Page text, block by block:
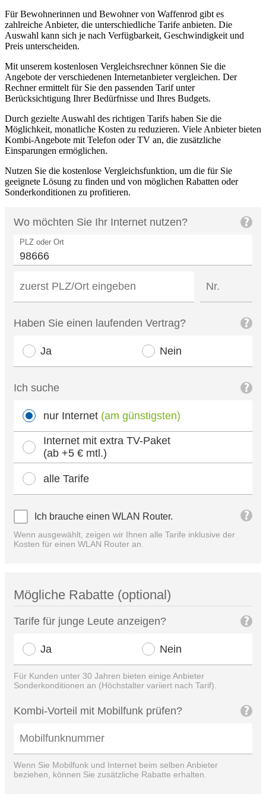
Für Bewohnerinnen und Bewohner von Waffenrod gibt es
zahlreiche Anbieter, die unterschiedliche Tarife anbieten. Die
Auswahl kann sich je nach Verfügbarkeit, Geschwindigkeit und
Preis unterscheiden.
Mit unserem kostenlosen Vergleichsrechner können Sie die
Angebote der verschiedenen Internetanbieter vergleichen. Der
Rechner ermittelt für Sie den passenden Tarif unter
Berücksichtigung Ihrer Bedürfnisse und Ihres Budgets.
Durch gezielte Auswahl des richtigen Tarifs haben Sie die
Möglichkeit, monatliche Kosten zu reduzieren. Viele Anbieter bieten
Kombi-Angebote mit Telefon oder TV an, die zusätzliche
Einsparungen ermöglichen.
Nutzen Sie die kostenlose Vergleichsfunktion, um die für Sie
geeignete Lösung zu finden und von möglichen Rabatten oder
Sonderkonditionen zu profitieren.